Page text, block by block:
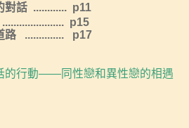
對話 ............ p11
p15
路 .............. p17
的行動——同性戀和異性戀的相遇